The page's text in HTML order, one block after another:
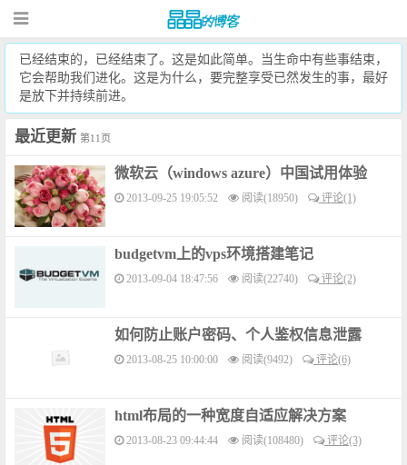
已经结束的，已经结束了。这是如此简单。当生命中有些事结束，
它会帮助我们进化。这是为什么，要完整享受已然发生的事，最好
是放下并持续前进。
最近更新 第11页
微软云（windows azure）中国试用体验
2013-09-25 19:05:52 阅读(18950) 评论(1)
budgetvm上的vps环境搭建笔记
2013-09-04 18:47:56 阅读(22740) 评论(2)
如何防止账户密码、个人鉴权信息泄露
2013-08-25 10:00:00 阅读(9492) 评论(6)
html布局的一种宽度自适应解决方案
2013-08-23 09:44:44 阅读(108480) 评论(3)